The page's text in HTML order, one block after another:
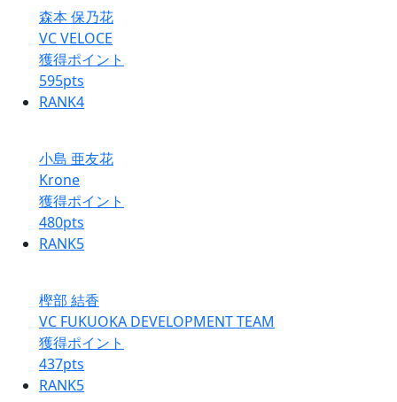
森本 保乃花
VC VELOCE
獲得ポイント
595pts
RANK4
小島 亜友花
Krone
獲得ポイント
480pts
RANK5
樫部 結香
VC FUKUOKA DEVELOPMENT TEAM
獲得ポイント
437pts
RANK5